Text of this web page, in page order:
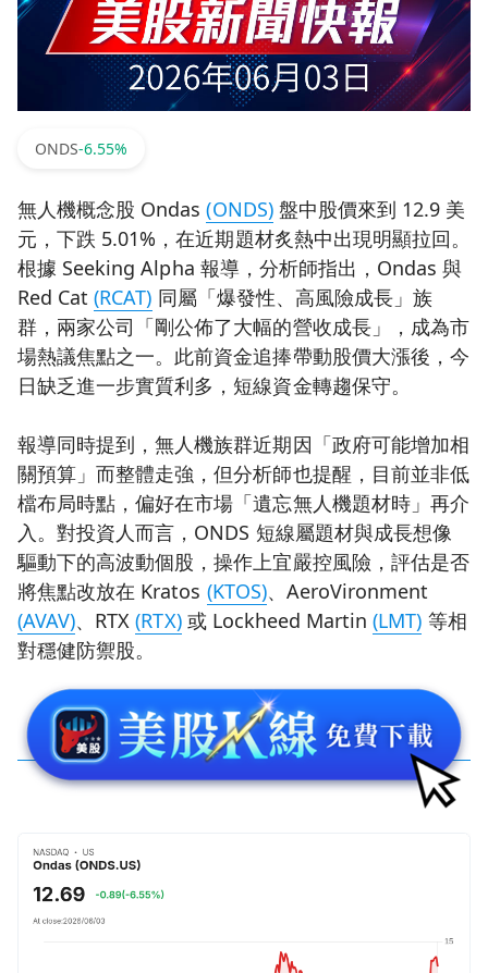
ONDS-6.55%
無人機概念股 Ondas(ONDS)盤中股價來到 12.9 美
元，下跌 5.01%，在近期題材炙熱中出現明顯拉回。
根據 Seeking Alpha 報導，分析師指出，Ondas 與
Red Cat(RCAT) 同屬「爆發性、高風險成長」族
群，兩家公司「剛公佈了大幅的營收成長」，成為市
場熱議焦點之一。此前資金追捧帶動股價大漲後，今
日缺乏進一步實質利多，短線資金轉趨保守。
報導同時提到，無人機族群近期因「政府可能增加相
關預算」而整體走強，但分析師也提醒，目前並非低
檔布局時點，偏好在市場「遺忘無人機題材時」再介
入。對投資人而言，ONDS 短線屬題材與成長想像
驅動下的高波動個股，操作上宜嚴控風險，評估是否
將焦點改放在 Kratos (KTOS)、AeroVironment
(AVAV)、RTX(RTX)或 Lockheed Martin(LMT) 等相
對穩健防禦股。